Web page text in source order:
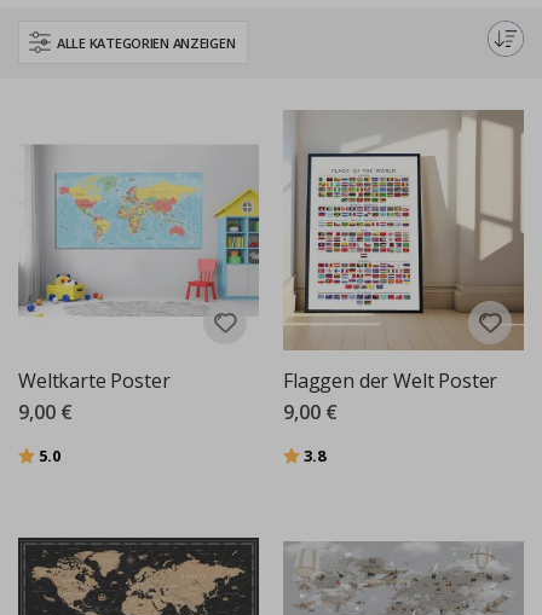
ALLE KATEGORIEN ANZEIGEN
Weltkarte Poster
9,00 €
Bewertung:
5.0
Flaggen der Welt Poster
9,00 €
Bewertung:
3.8von 5 Sternen